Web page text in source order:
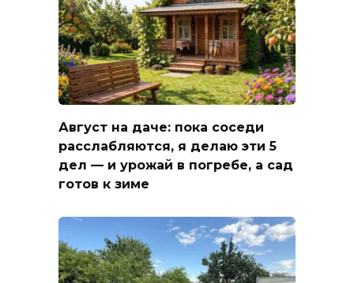
Август на даче: пока соседи
расслабляются, я делаю эти 5
дел — и урожай в погребе, а сад
готов к зиме